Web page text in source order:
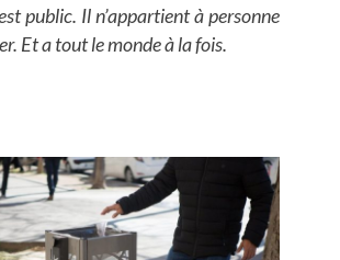
public. Il n’appartient à personne
Et a tout le monde à la fois.